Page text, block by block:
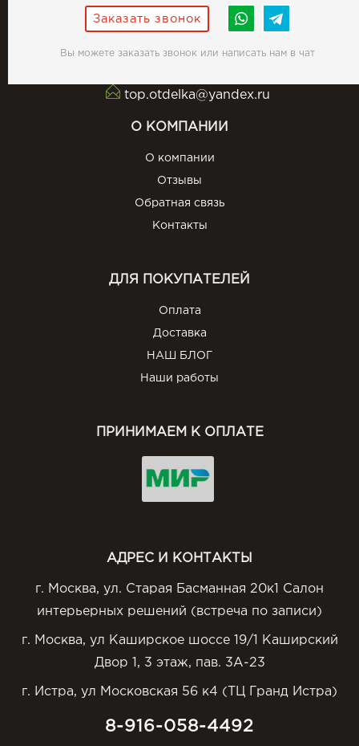
Заказать звонок
Вы можете заказать звонок или написать нам в чат
top.otdelka@yandex.ru
О КОМПАНИИ
О компании
Отзывы
Обратная связь
Контакты
ДЛЯ ПОКУПАТЕЛЕЙ
Оплата
Доставка
НАШ БЛОГ
Наши работы
ПРИНИМАЕМ К ОПЛАТЕ
АДРЕС И КОНТАКТЫ
г. Москва, ул. Старая Басманная 20к1 Салон
интерьерных решений (встреча по записи)
г. Москва, ул Каширское шоссе 19/1 Каширский
Двор 1, 3 этаж, пав. 3А-23
г. Истра, ул Московская 56 к4 (ТЦ Гранд Истра)
8-916-058-4492